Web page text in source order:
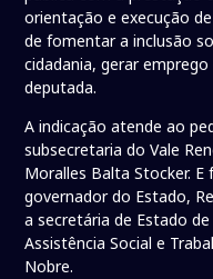
orientação e execução
de fomentar a inclusão
cidadania, gerar
deputada.
A indicação atende ao
subsecretaria do Vale
Moralles Balta Stocker.
governador do Estado,
a secretária de Estado
Assistência Social e
Nobre.